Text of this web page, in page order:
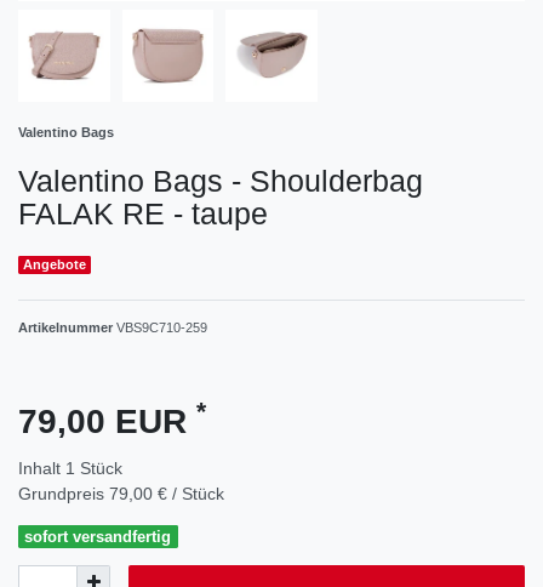
Valentino Bags
Valentino Bags - Shoulderbag
FALAK RE - taupe
Angebote
Artikelnummer VBS9C710-259
79,00 EUR *
Inhalt 1 Stück
Grundpreis 79,00 € / Stück
sofort versandfertig